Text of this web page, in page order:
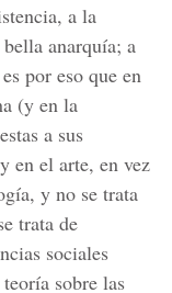
a la
anarquía; a
por eso que en
(y en la
a sus
en el arte, en vez
y no se trata
trata de
sociales
sobre las